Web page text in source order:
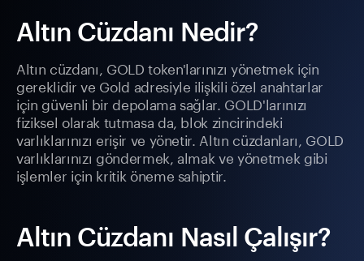
Altın Cüzdanı Nedir?
Altın cüzdanı, GOLD token'larınızı yönetmek için
gereklidir ve Gold adresiyle ilişkili özel anahtarlar
için güvenli bir depolama sağlar. GOLD'larınızı
fiziksel olarak tutmasa da, blok zincirindeki
varlıklarınızı erişir ve yönetir. Altın cüzdanları, GOLD
varlıklarınızı göndermek, almak ve yönetmek gibi
işlemler için kritik öneme sahiptir.
Altın Cüzdanı Nasıl Çalışır?